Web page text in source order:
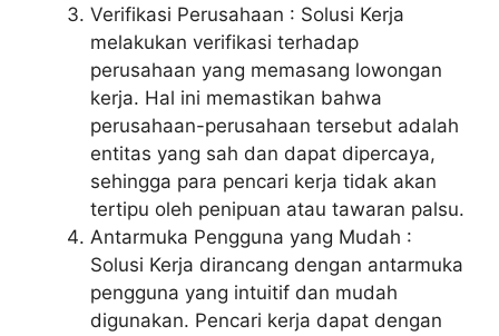
Verifikasi Perusahaan : Solusi Kerja
melakukan verifikasi terhadap
perusahaan yang memasang lowongan
kerja. Hal ini memastikan bahwa
perusahaan-perusahaan tersebut adalah
entitas yang sah dan dapat dipercaya,
sehingga para pencari kerja tidak akan
tertipu oleh penipuan atau tawaran palsu.
Antarmuka Pengguna yang Mudah :
Solusi Kerja dirancang dengan antarmuka
pengguna yang intuitif dan mudah
digunakan. Pencari kerja dapat dengan